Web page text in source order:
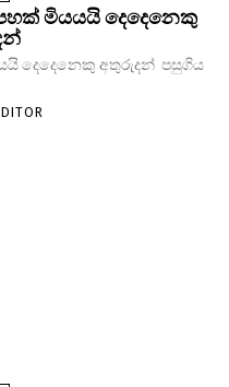
මියයයි දෙදෙනෙකු
දෙදෙනෙකු අතුරුදන් පසුගිය